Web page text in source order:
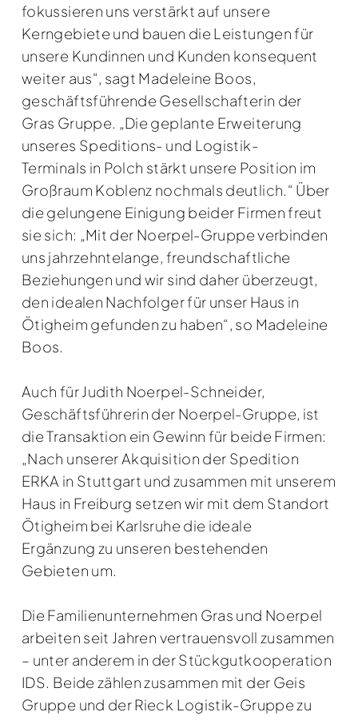
fokussieren uns verstärkt auf unsere
Kerngebiete und bauen die Leistungen für
unsere Kundinnen und Kunden konsequent
weiter aus“, sagt Madeleine Boos,
geschäftsführende Gesellschafterin der
Gras Gruppe. „Die geplante Erweiterung
unseres Speditions- und Logistik-
Terminals in Polch stärkt unsere Position im
Großraum Koblenz nochmals deutlich.“ Über
die gelungene Einigung beider Firmen freut
sie sich: „Mit der Noerpel-Gruppe verbinden
uns jahrzehntelange, freundschaftliche
Beziehungen und wir sind daher überzeugt,
den idealen Nachfolger für unser Haus in
Ötigheim gefunden zu haben“, so Madeleine
Boos.
Auch für Judith Noerpel-Schneider,
Geschäftsführerin der Noerpel-Gruppe, ist
die Transaktion ein Gewinn für beide Firmen:
„Nach unserer Akquisition der Spedition
ERKA in Stuttgart und zusammen mit unserem
Haus in Freiburg setzen wir mit dem Standort
Ötigheim bei Karlsruhe die ideale
Ergänzung zu unseren bestehenden
Gebieten um.
Die Familienunternehmen Gras und Noerpel
arbeiten seit Jahren vertrauensvoll zusammen
– unter anderem in der Stückgutkooperation
IDS. Beide zählen zusammen mit der Geis
Gruppe und der Rieck Logistik-Gruppe zu